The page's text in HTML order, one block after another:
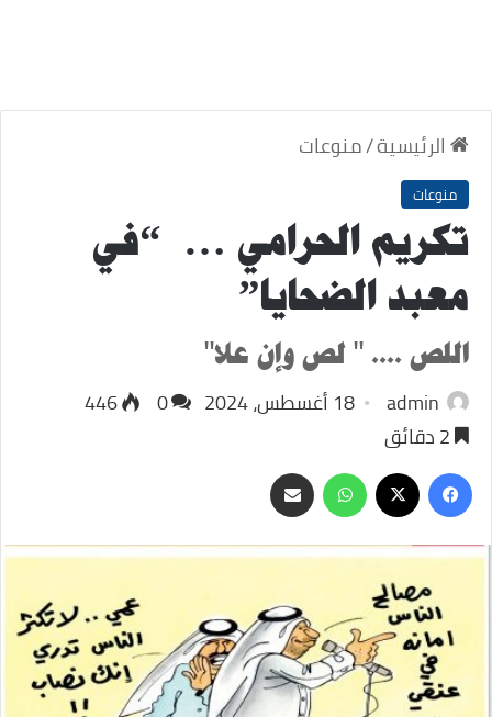
الرئيسية/منوعات
منوعات
تكريم الحرامي … “في
معبد الضحايا”
اللص .... " لص وإن علا"
admin 18 أغسطس، 2024 0
446
فيسبوك
‫X واتسابمشاركة
عبر
البريد